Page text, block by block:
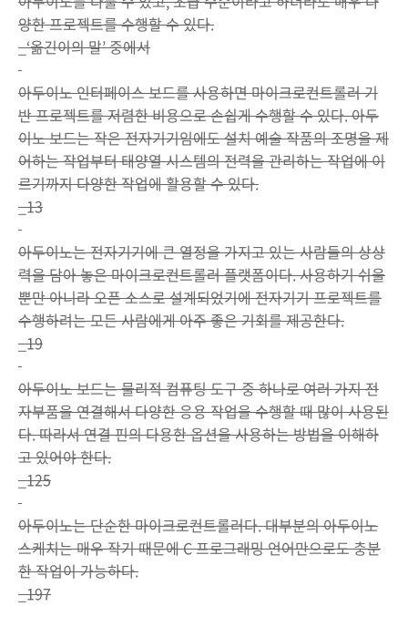
양한 프로젝트를 수행할 수 있다.
_‘옮긴이의 말’ 중에서
아두이노 인터페이스 보드를 사용하면 마이크로컨트롤러 기
반 프로젝트를 저렴한 비용으로 손쉽게 수행할 수 있다. 아두
이노 보드는 작은 전자기기임에도 설치 예술 작품의 조명을 제
어하는 작업부터 태양열 시스템의 전력을 관리하는 작업에 이
르기까지 다양한 작업에 활용할 수 있다.
_13
아두이노는 전자기기에 큰 열정을 가지고 있는 사람들의 상상
력을 담아 놓은 마이크로컨트롤러 플랫폼이다. 사용하기 쉬울
뿐만 아니라 오픈 소스로 설계되었기에 전자기기 프로젝트를
수행하려는 모든 사람에게 아주 좋은 기회를 제공한다.
_19
아두이노 보드는 물리적 컴퓨팅 도구 중 하나로 여러 가지 전
자부품을 연결해서 다양한 응용 작업을 수행할 때 많이 사용된
다. 따라서 연결 핀의 다용한 옵션을 사용하는 방법을 이해하
고 있어야 한다.
_125
아두이노는 단순한 마이크로컨트롤러다. 대부분의 아두이노
스케치는 매우 작기 때문에 C 프로그래밍 언어만으로도 충분
한 작업이 가능하다.
_197